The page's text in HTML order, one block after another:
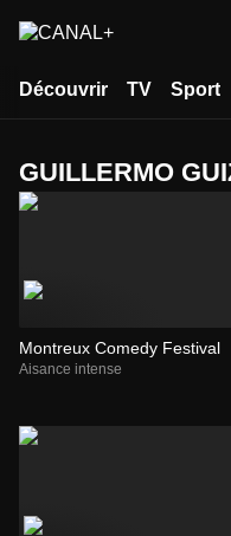
Découvrir TV Sport
GUILLERMO
Montreux Comedy Festival
Aisance intense